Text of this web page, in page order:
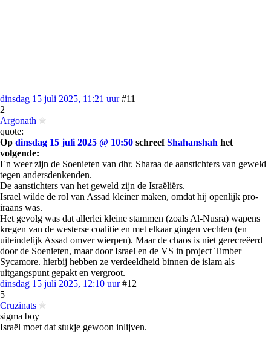
dinsdag 15 juli 2025, 11:21 uur #11
2
Argonath
quote:
Op dinsdag 15 juli 2025 @ 10:50 schreefShahanshah het
volgende:
En weer zijn de Soenieten van dhr. Sharaa de aanstichters van geweld
tegen andersdenkenden.
De aanstichters van het geweld zijn de Israëliërs.
Israel wilde de rol van Assad kleiner maken, omdat hij openlijk pro-
iraans was.
Het gevolg was dat allerlei kleine stammen (zoals Al-Nusra) wapens
kregen van de westerse coalitie en met elkaar gingen vechten (en
uiteindelijk Assad omver wierpen). Maar de chaos is niet gerecreëerd
door de Soenieten, maar door Israel en de VS in project Timber
Sycamore. hierbij hebben ze verdeeldheid binnen de islam als
uitgangspunt gepakt en vergroot.
dinsdag 15 juli 2025, 12:10 uur #12
5
Cruzinats
sigma boy
Israël moet dat stukje gewoon inlijven.